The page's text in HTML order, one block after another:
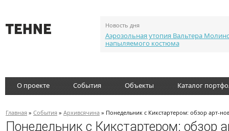
Новость дня
Аэрозольная утопия Вальтера
напыляемого костюма
О проекте События Объекты Каталог
Главная » События » Архивсячина » Понедельник с Кикстартером: обзор арт-
Понедельник с Кикстартером: обзор